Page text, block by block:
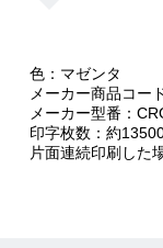
色：マゼンタ
メーカー商品コー
メーカー型番：
印字枚数：約
片面連続印刷した